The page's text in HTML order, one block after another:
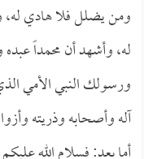
ومن يضلل فلا هادي له،
له، وأشهد أن محمداً
ورسولك النبي الأمي
آله وأصحابه وذريته